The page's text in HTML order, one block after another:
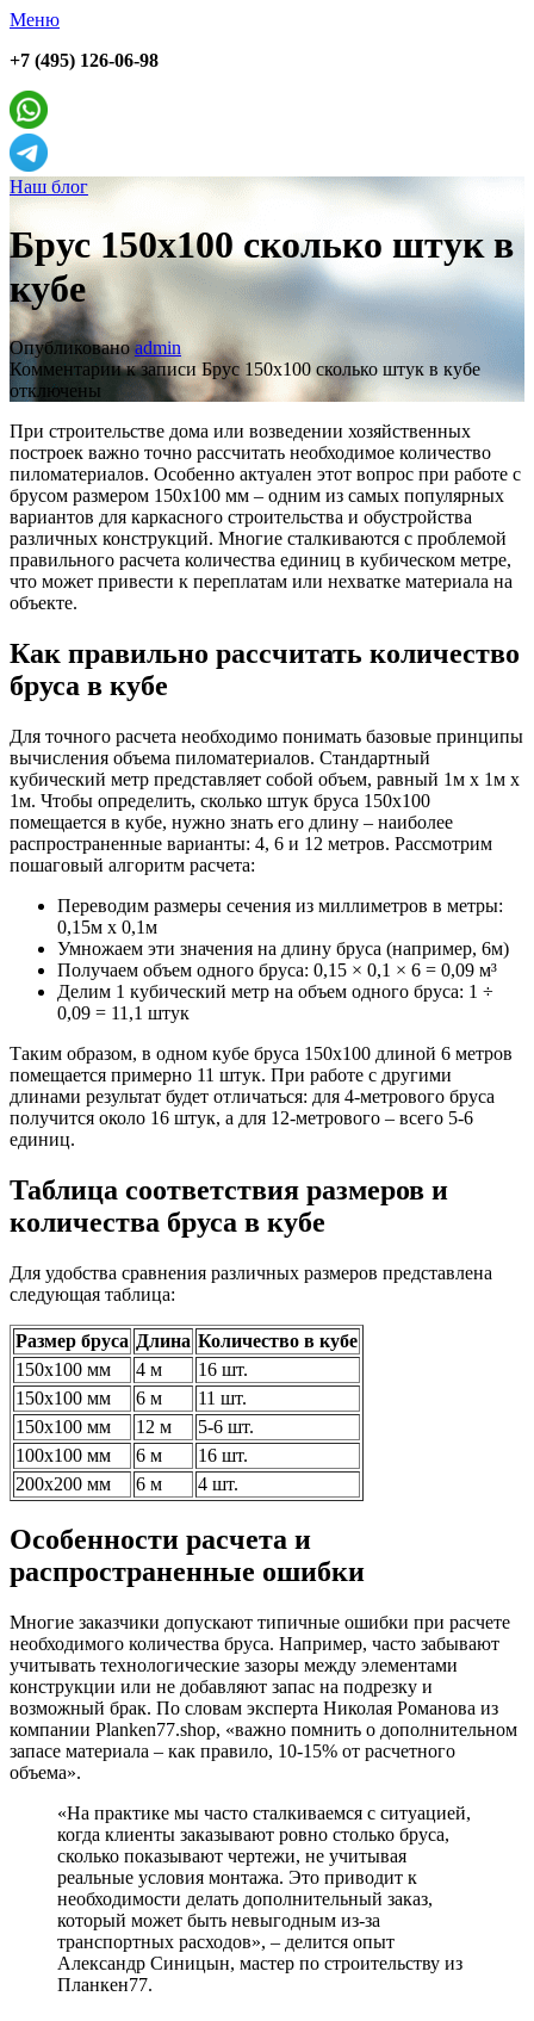
Меню
+7 (495) 126-06-98
Наш блог
Брус 150х100 сколько штук в
кубе
Опубликовано admin
Комментариик записи Брус 150х100 сколько штук в кубе
отключены
При строительстве дома или возведении хозяйственных
построек важно точно рассчитать необходимое количество
пиломатериалов. Особенно актуален этот вопрос при работе с
брусом размером 150х100 мм – одним из самых популярных
вариантов для каркасного строительства и обустройства
различных конструкций. Многие сталкиваются с проблемой
правильного расчета количества единиц в кубическом метре,
что может привести к переплатам или нехватке материала на
объекте.
Как правильно рассчитать количество
бруса в кубе
Для точного расчета необходимо понимать базовые принципы
вычисления объема пиломатериалов. Стандартный
кубический метр представляет собой объем, равный 1м х 1м х
1м. Чтобы определить, сколько штук бруса 150х100
помещается в кубе, нужно знать его длину – наиболее
распространенные варианты: 4, 6 и 12 метров. Рассмотрим
пошаговый алгоритм расчета:
Переводим размеры сечения из миллиметров в метры:
0,15м х 0,1м
Умножаем эти значения на длину бруса (например, 6м)
Получаем объем одного бруса: 0,15 × 0,1 × 6 = 0,09 м³
Делим 1 кубический метр на объем одного бруса: 1 ÷
0,09 = 11,1 штук
Таким образом, в одном кубе бруса 150х100 длиной 6 метров
помещается примерно 11 штук. При работе с другими
длинами результат будет отличаться: для 4-метрового бруса
получится около 16 штук, а для 12-метрового – всего 5-6
единиц.
Таблица соответствия размеров и
количества бруса в кубе
Для удобства сравнения различных размеров представлена
следующая таблица:
Размер бруса Длина Количество в кубе
150х100 мм
4 м
16 шт.
150х100 мм
6 м
11 шт.
150х100 мм
12 м
5-6 шт.
100х100 мм
6 м
16 шт.
200х200 мм
6 м 4 шт.
Особенности расчета и
распространенные ошибки
Многие заказчики допускают типичные ошибки при расчете
необходимого количества бруса. Например, часто забывают
учитывать технологические зазоры между элементами
конструкции или не добавляют запас на подрезку и
возможный брак. По словам эксперта Николая Романова из
компании Planken77.shop, «важно помнить о дополнительном
запасе материала – как правило, 10-15% от расчетного
объема».
«На практике мы часто сталкиваемся с ситуацией,
когда клиенты заказывают ровно столько бруса,
сколько показывают чертежи, не учитывая
реальные условия монтажа. Это приводит к
необходимости делать дополнительный заказ,
который может быть невыгодным из-за
транспортных расходов», – делится опыт
Александр Синицын, мастер по строительству из
Планкен77.